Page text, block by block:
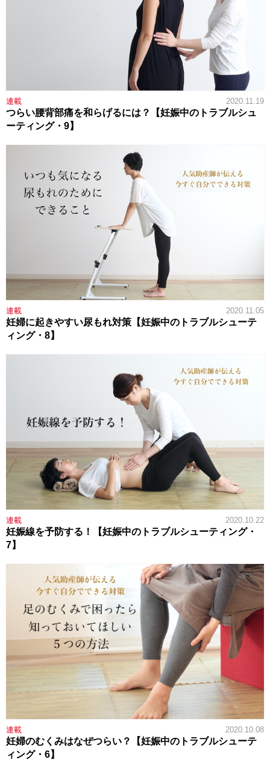
連載 2020.11.19
つらい腰背部痛を和らげるには？【妊娠中のトラブルシュ
ーティング・9】
連載 2020.11.05
妊婦に起きやすい尿もれ対策【妊娠中のトラブルシューテ
ィング・8】
連載 2020.10.22
妊娠線を予防する！【妊娠中のトラブルシューティング・
7】
連載 2020.10.08
妊婦のむくみはなぜつらい？【妊娠中のトラブルシューテ
ィング・6】